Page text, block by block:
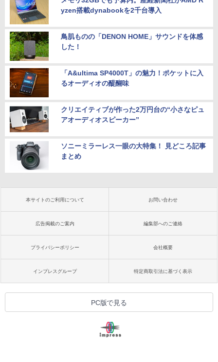
yzen搭載dynabookを2千台導入
鳥肌ものの「DENON HOME」サウンドを体感
した！
「A&ultima SP4000T」の魅力！ポケットに入
るオーディオの醍醐味
クリエイティブが作った2万円台の“小さなピュ
アオーディオスピーカー”
ソニーミラーレス一眼の大特集！ 見どころ記事
まとめ
本サイトのご利用について お問い合わせ
広告掲載のご案内 編集部へのご連絡
プライバシーポリシー 会社概要
インプレスグループ 特定商取引法に基づく表示
PC版で見る